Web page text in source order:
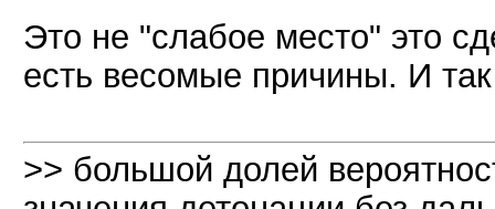
Это не "слабое место" это
есть весомые причины. И
>> большой долей